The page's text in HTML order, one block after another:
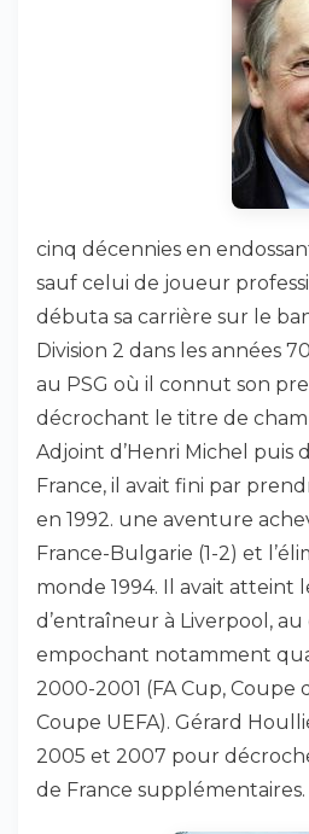
cinq décennies en
sauf celui de joueur
débuta sa carrière sur le
Division 2 dans les années
au PSG où il connut son
décrochant le titre de
Adjoint d’Henri Michel puis
France, il avait fini par
en 1992. une aventure
France-Bulgarie (1-2) et
monde 1994. Il avait atteint
d’entraîneur à Liverpool,
empochant notamment
2000-2001 (FA Cup,
Coupe UEFA). Gérard
2005 et 2007 pour
de France supplémentaires.